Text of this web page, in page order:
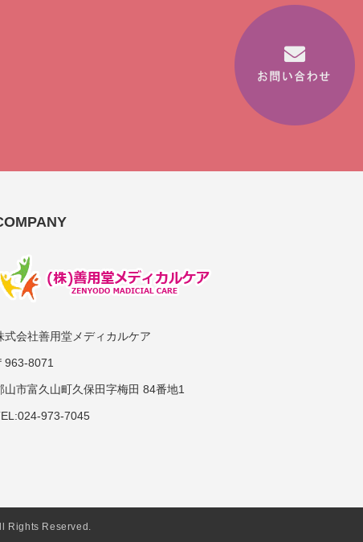
式会社善用堂メディカルケア
963-8071
山市富久山町久保田字梅田 84番地1
973-7045
Rights Reserved.